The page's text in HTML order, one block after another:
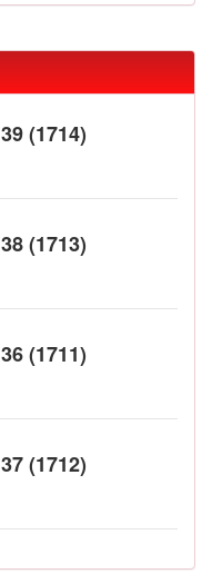
39 (1714)
38 (1713)
36 (1711)
37 (1712)